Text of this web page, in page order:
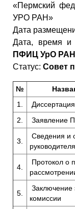
«Пермский
УРО РАН»
Дата
Дата, время
ПФИЦ УрО РАН
Статус: Совет
№
1.
Диссертация
2.
Заявление
3.
Сведения и
4.
Протокол о
5.
Заключение
комиссии